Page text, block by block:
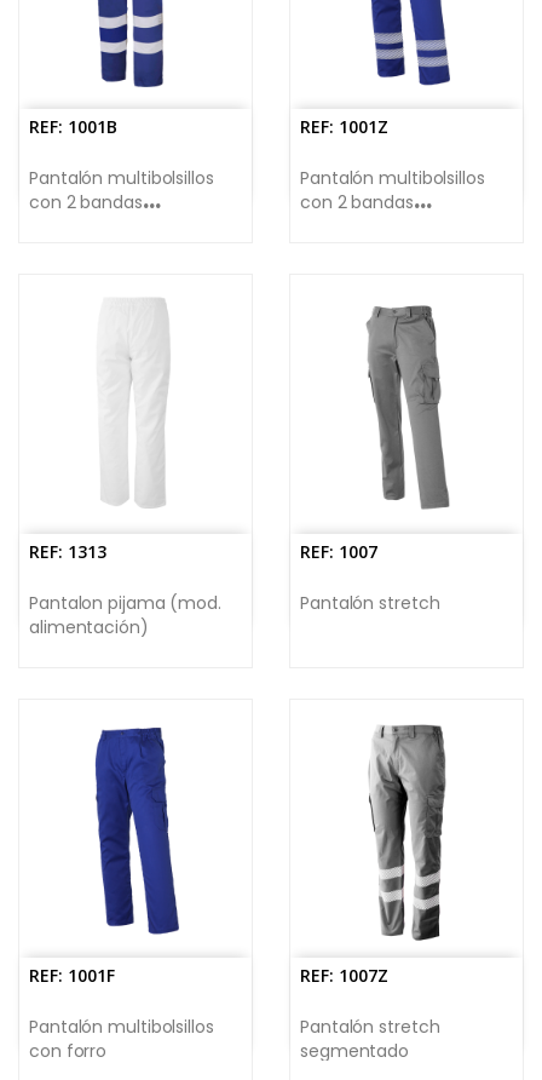
REF: 1001B
Pantalón multibolsillos
con 2 bandas
REF: 1001Z
Pantalón multibolsillos
con 2 bandas
REF: 1313
Pantalon pijama (mod.
alimentación)
REF: 1007
Pantalón stretch
REF: 1001F
Pantalón multibolsillos
con forro
REF: 1007Z
Pantalón stretch
segmentado